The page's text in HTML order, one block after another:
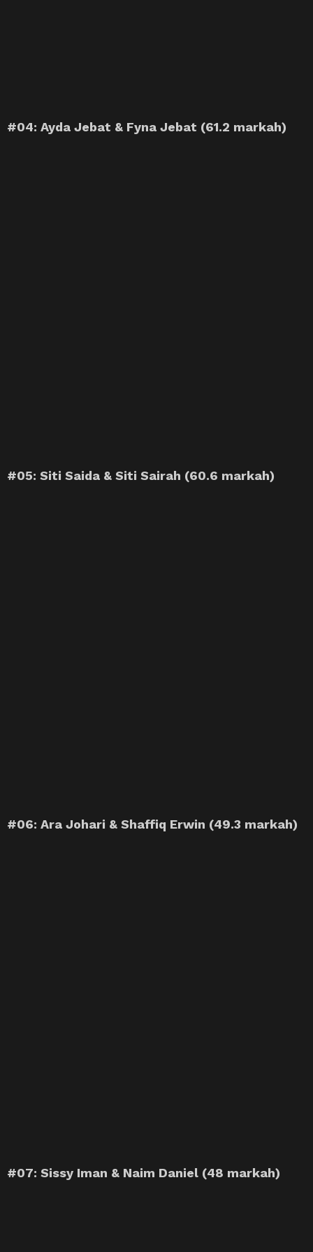
#04: Ayda Jebat & Fyna Jebat (61.2 markah)
#05: Siti Saida & Siti Sairah (60.6 markah)
#06: Ara Johari & Shaffiq Erwin (49.3 markah)
#07: Sissy Iman & Naim Daniel (48 markah)